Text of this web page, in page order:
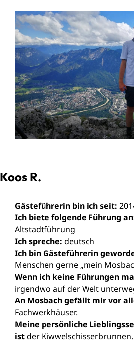
Koos R.
Gästeführerin bin ich seit:
Ich biete folgende Führung
Altstadtführung
Ich spreche: deutsch
Ich bin Gästeführerin
Menschen gerne „mein
Wenn ich keine Führungen
irgendwo auf der Welt
An Mosbach gefällt mir vor
Fachwerkhäuser.
Meine persönliche
istder Kiwwelschisserbrunnen.